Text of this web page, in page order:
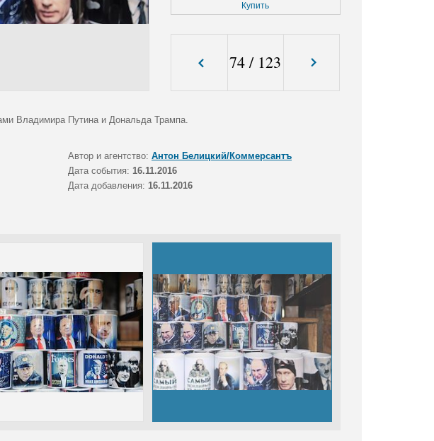
Купить
74 / 123
Владимира Путина и Дональда Трампа.
Автор и агентство: Антон Белицкий/Коммерсантъ
Дата события: 16.11.2016
Дата добавления: 16.11.2016